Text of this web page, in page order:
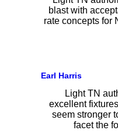
blast with
rate concepts for
Earl Harris
Light TN
excellent
seem stronger
facet the